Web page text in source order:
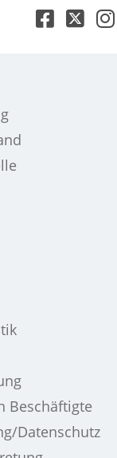
Beschäftigte
Datenschutz